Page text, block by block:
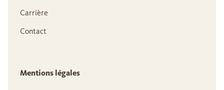
Carrière
Contact
Mentions légales